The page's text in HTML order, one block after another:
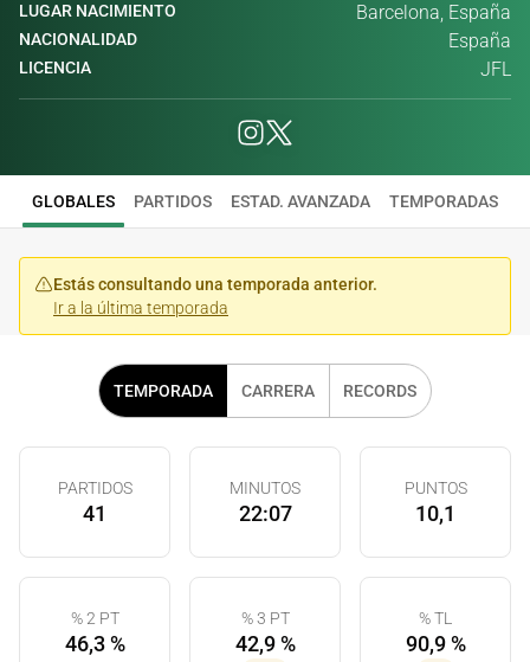
LUGAR NACIMIENTO Barcelona, España
NACIONALIDAD España
LICENCIA JFL
GLOBALES PARTIDOS ESTAD. AVANZADA TEMPORADAS
Estás consultando una temporada anterior.
Ir a la última temporada
TEMPORADA CARRERA RECORDS
PARTIDOS
41
MINUTOS
22:07
PUNTOS
10,1
% 2 PT
46,3 %
% 3 PT
42,9 %
% TL
90,9 %